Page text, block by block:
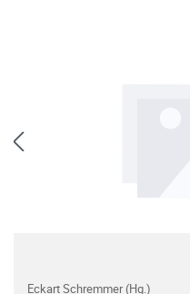
Eckart Schremmer (Hg.)